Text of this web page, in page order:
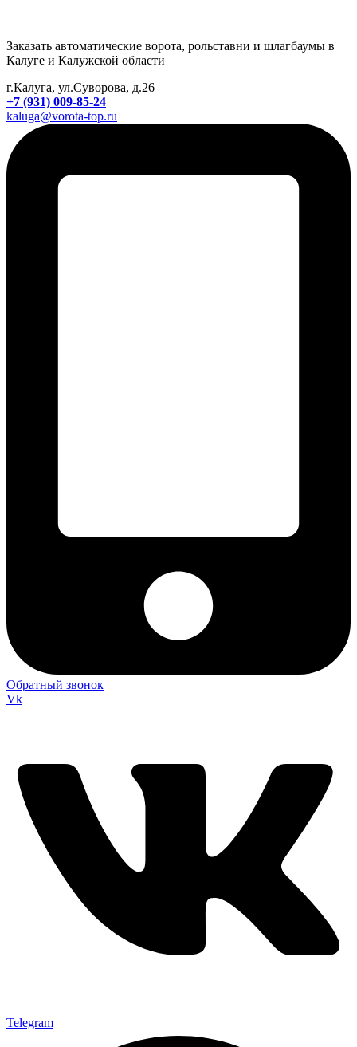
Заказать автоматические ворота, рольставни и шлагбаумы в
Калуге и Калужской области
г.Калуга, ул.Суворова, д.26
+7 (931) 009-85-24
kaluga@vorota-top.ru
Обратный звонок
Vk
Telegram